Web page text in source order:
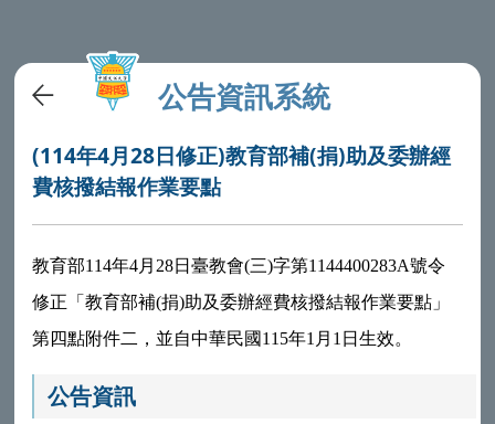
公告資訊系統
(114年4月28日修正)教育部補(捐)助及委辦經
費核撥結報作業要點
教育部114年4月28日臺教會(三)字第1144400283A號令
修正 「教育部補(捐)助及委辦經費核撥結報作業要點」
第四點附件二，並自中華民國115年1月1日生效。
公告資訊